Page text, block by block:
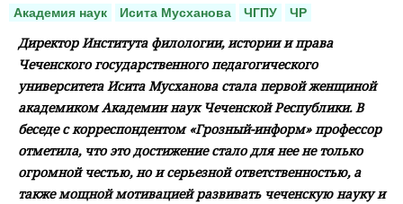
Академия наук Исита Мусханова ЧГПУ ЧР
Директор Института филологии, истории и права
Чеченского государственного педагогического
университета Исита Мусханова стала первой женщиной
академиком Академии наук Чеченской Республики. В
беседе с корреспондентом «Грозный-информ» профессор
отметила, что это достижение стало для нее не только
огромной честью, но и серьезной ответственностью, а
также мощной мотивацией развивать чеченскую науку и